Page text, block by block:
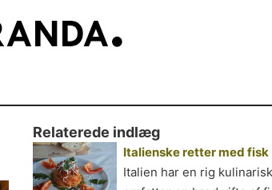
Relaterede indlæg
Italienske retter med fisk
Italien har en rig